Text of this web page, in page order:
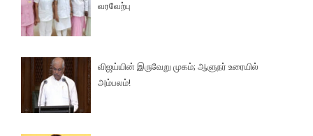
வரவேற்பு
விஜய்யின் இருவேறு முகம்; ஆளுநர் உரையில்
அம்பலம்!